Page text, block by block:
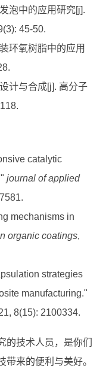
泡中的应用研究[j].
45-50.
环氧树脂中的应用
计与合成[j]. 高分子
catalytic
journal of applied
mechanisms in
organic coatings,
strategies
manufacturing."
8(15): 2100334.
的技术人员，是你们
来的便利与美好。